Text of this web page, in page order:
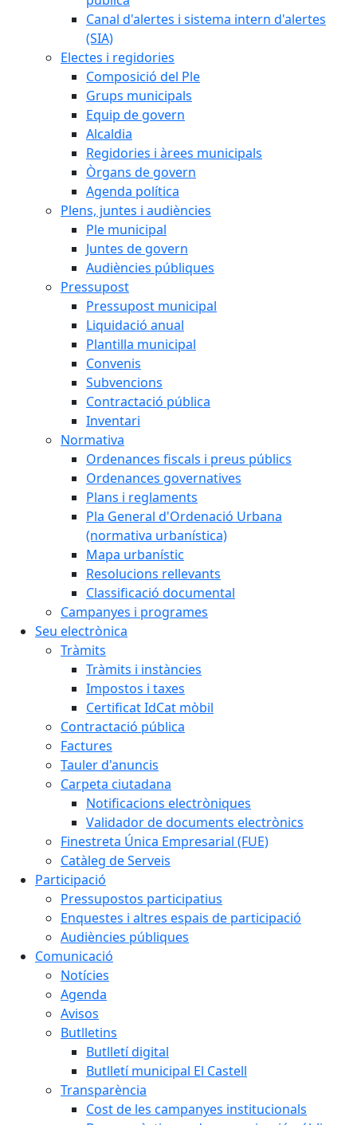
Canal d'alertes i sistema intern d'alertes
(SIA)
Electes i regidories
Composició del Ple
Grups municipals
Equip de govern
Alcaldia
Regidories i àrees municipals
Òrgans de govern
Agenda política
Plens, juntes i audiències
Ple municipal
Juntes de govern
Audiències públiques
Pressupost
Pressupost municipal
Liquidació anual
Plantilla municipal
Convenis
Subvencions
Contractació pública
Inventari
Normativa
Ordenances fiscals i preus públics
Ordenances governatives
Plans i reglaments
Pla General d'Ordenació Urbana
(normativa urbanística)
Mapa urbanístic
Resolucions rellevants
Classificació documental
Campanyes i programes
Seu electrònica
Tràmits
Tràmits i instàncies
Impostos i taxes
Certificat IdCat mòbil
Contractació pública
Factures
Tauler d'anuncis
Carpeta ciutadana
Notificacions electròniques
Validador de documents electrònics
Finestreta Única Empresarial (FUE)
Catàleg de Serveis
Participació
Pressupostos participatius
Enquestes i altres espais de participació
Audiències públiques
Comunicació
Notícies
Agenda
Avisos
Butlletins
Butlletí digital
Butlletí municipal El Castell
Transparència
Cost de les campanyes institucionals